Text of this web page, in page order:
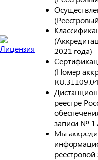
2021 года)
(Номер
реестре
записи №
Мы